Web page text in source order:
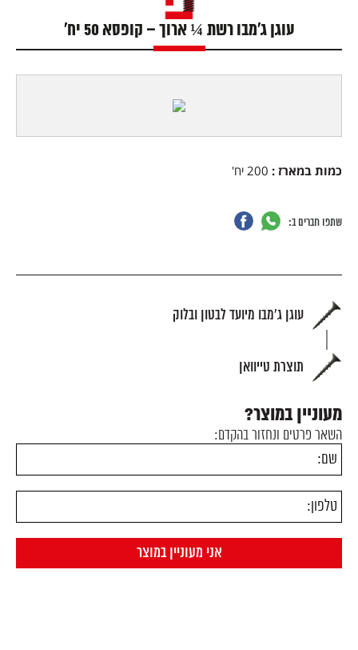
עוגן ג'מבו רשת ¼ ארוך – קופסא 50 יח'
כמות במארז :
שתפו חברים ב:
עוגן ג'מבו מיועד לבטון ובלוק
תוצרת טייוואן
מעוניין במוצר?
השאר פרטים ונחזור בהקדם: